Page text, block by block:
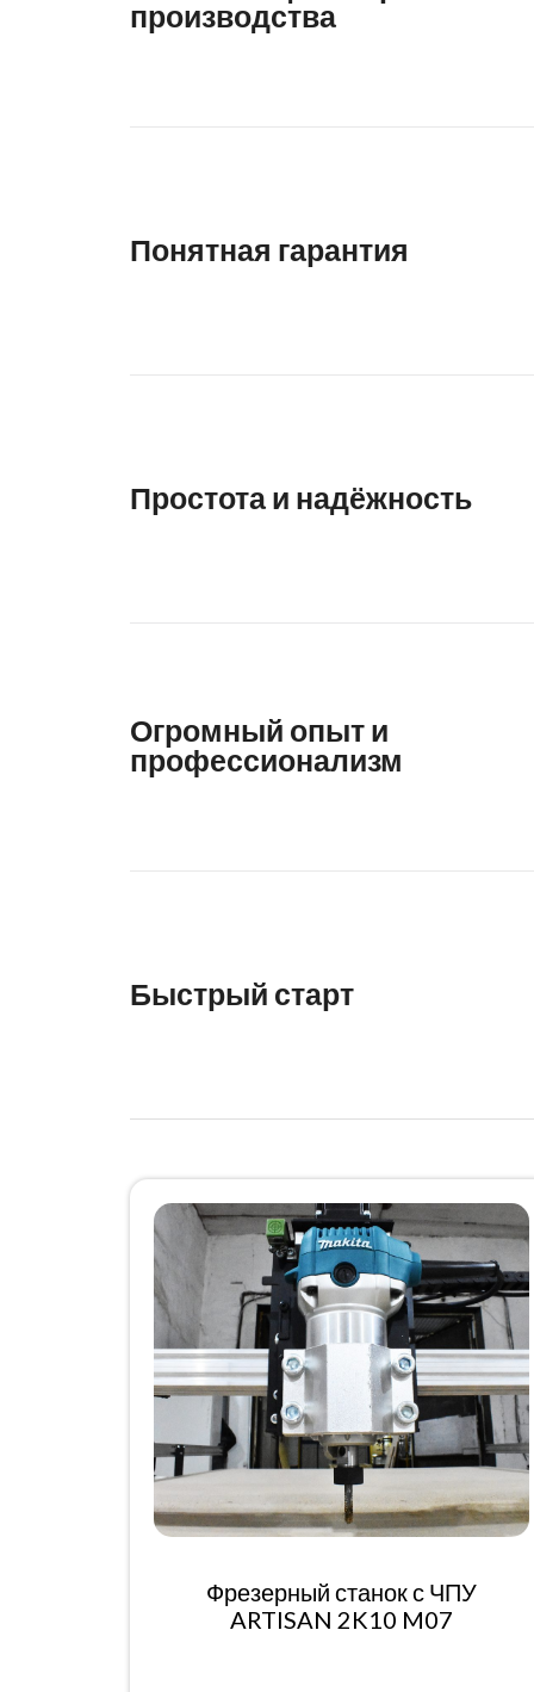
производства
Понятная гарантия
Простота и надёжность
Огромный опыт и
профессионализм
Быстрый старт
Фрезерный станок с ЧПУ
ARTISAN 2K10 M07